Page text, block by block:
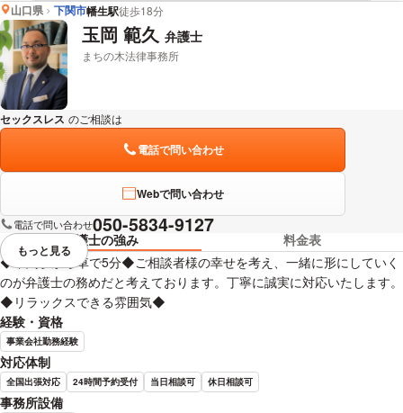
山口県 下関市幡生駅徒歩18分
玉岡 範久 弁護士
まちの木法律事務所
セックスレス のご相談は
電話で問い合わせ
Webで問い合わせ
電話で問い合わせ050-5834-9127
弁護士の強み
料金表
◆下関駅から車で5分◆ご相談者様の幸せを考え、一緒に形にしていく
のが弁護士の務めだと考えております。丁寧に誠実に対応いたします。
◆リラックスできる雰囲気◆
経験・資格
事業会社勤務経験
対応体制
全国出張対応 24時間予約受付 当日相談可 休日相談可
事務所設備
視覚的に省略されている要素を
もっと見る